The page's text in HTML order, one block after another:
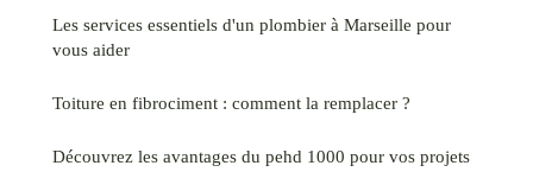
Les services essentiels d'un plombier à Marseille pour
vous aider
Toiture en fibrociment : comment la remplacer ?
Découvrez les avantages du pehd 1000 pour vos projets